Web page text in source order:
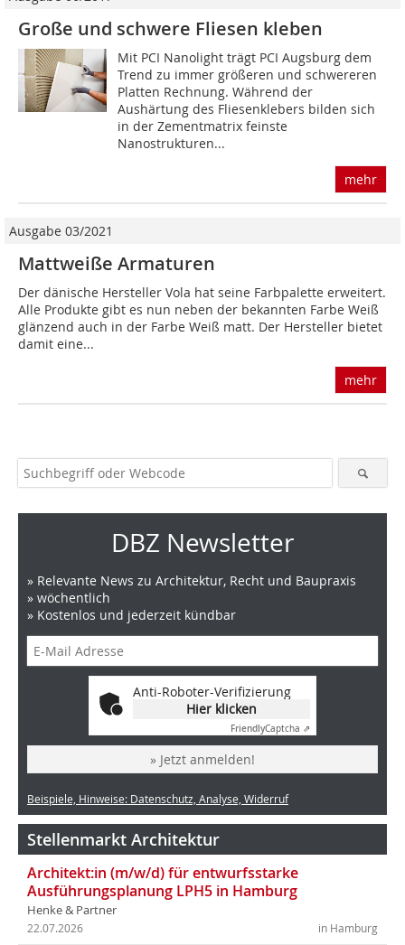
Große und schwere Fliesen kleben
Mit PCI Nanolight trägt PCI Augsburg dem
Trend zu immer größeren und schwereren
Platten Rechnung. Während der
Aushärtung des Fliesenklebers bilden sich
in der Zementmatrix feinste
Nanostrukturen...
mehr
Ausgabe 03/2021
Mattweiße Armaturen
Der dänische Hersteller Vola hat seine Farbpalette erweitert.
Alle Produkte gibt es nun neben der bekannten Farbe Weiß
glänzend auch in der Farbe Weiß matt. Der Hersteller bietet
damit eine...
mehr
DBZ Newsletter
» Relevante News zu Architektur, Recht und Baupraxis
» wöchentlich
» Kostenlos und jederzeit kündbar
Anti-Roboter-Verifizierung
Hier klicken
FriendlyCaptcha ⇗
» Jetzt anmelden!
Beispiele, Hinweise: Datenschutz, Analyse, Widerruf
Stellenmarkt Architektur
Architekt:in (m/w/d) für entwurfsstarke
Ausführungsplanung LPH5 in Hamburg
Henke & Partner
in Hamburg
22.07.2026